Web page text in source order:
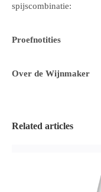
spijscombinatie:
Proefnotities
Over de Wijnmaker
Related articles